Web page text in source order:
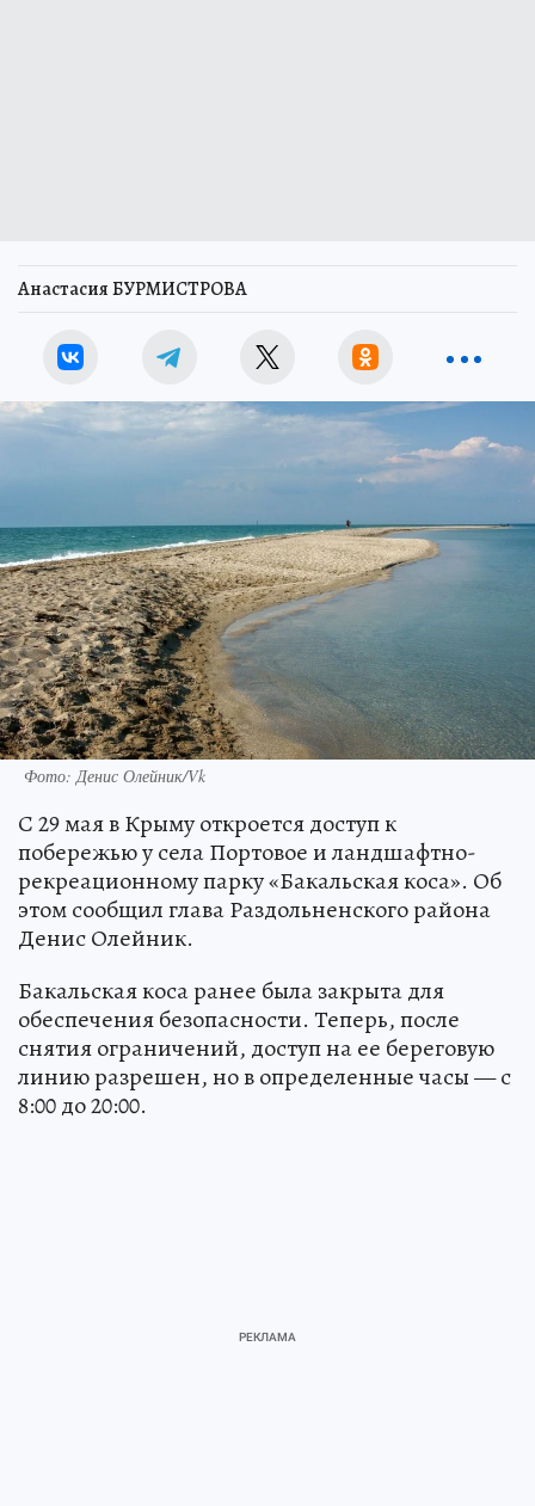
Анастасия БУРМИСТРОВА
Фото: Денис Олейник/Vk
С 29 мая в Крыму откроется доступ к
побережью у села Портовое и ландшафтно-
рекреационному парку «Бакальская коса». Об
этом сообщил глава Раздольненского района
Денис Олейник.
Бакальская коса ранее была закрыта для
обеспечения безопасности. Теперь, после
снятия ограничений, доступ на ее береговую
линию разрешен, но в определенные часы — с
8:00 до 20:00.